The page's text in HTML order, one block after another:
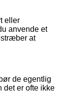
eller
anvende et
at
de egentlig
det er ofte ikke